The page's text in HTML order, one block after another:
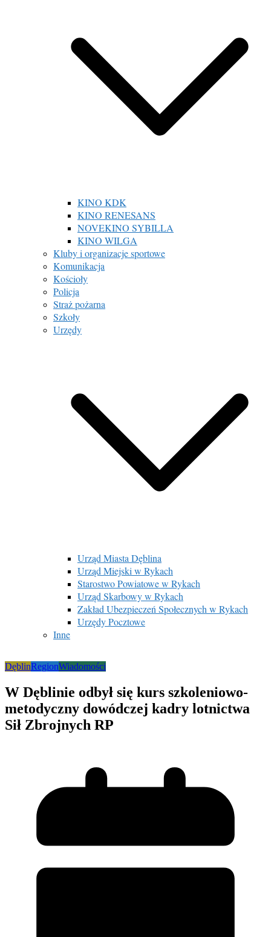
KINO KDK
KINO RENESANS
NOVEKINO SYBILLA
KINO WILGA
Kluby i organizacje sportowe
Komunikacja
Kościoły
Policja
Straż pożarna
Szkoły
Urzędy
Urząd Miasta Dęblina
Urząd Miejski w Rykach
Starostwo Powiatowe w Rykach
Urząd Skarbowy w Rykach
Zakład Ubezpieczeń Społecznych w Rykach
Urzędy Pocztowe
Inne
DęblinRegionWiadomości
W Dęblinie odbył się kurs szkoleniowo-
metodyczny dowódczej kadry lotnictwa
Sił Zbrojnych RP